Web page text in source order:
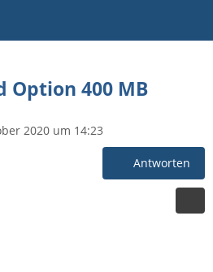
Option 400 MB
2020 um 14:23
Antworten